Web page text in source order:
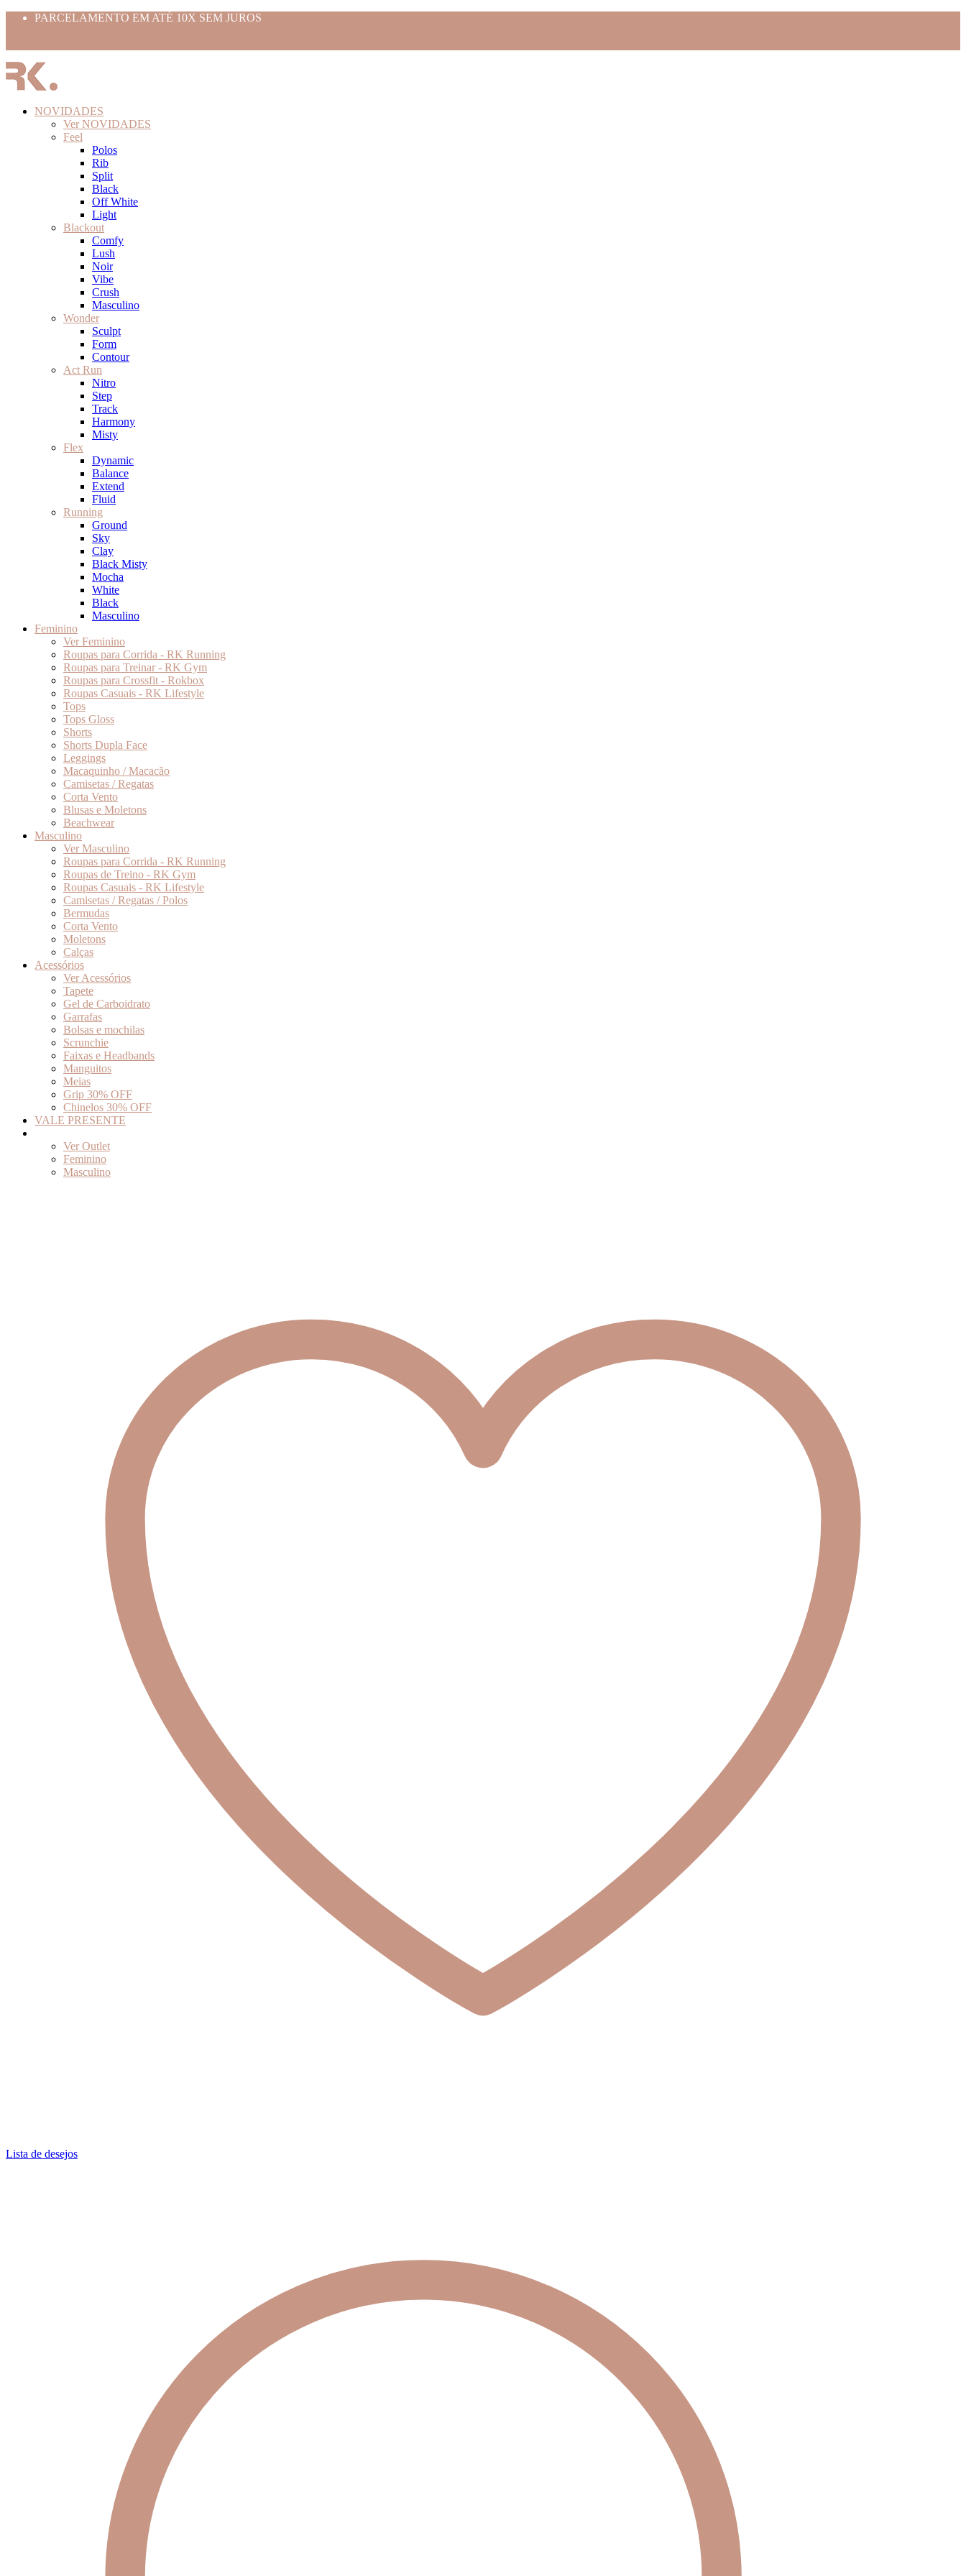
PARCELAMENTO EM ATÉ 10X SEM JUROS
NOVIDADES
Ver NOVIDADES
Feel
Polos
Rib
Split
Black
Off White
Light
Blackout
Comfy
Lush
Noir
Vibe
Crush
Masculino
Wonder
Sculpt
Form
Contour
Act Run
Nitro
Step
Track
Harmony
Misty
Flex
Dynamic
Balance
Extend
Fluid
Running
Ground
Sky
Clay
Black Misty
Mocha
White
Black
Masculino
Feminino
Ver Feminino
Roupas para Corrida - RK Running
Roupas para Treinar - RK Gym
Roupas para Crossfit - Rokbox
Roupas Casuais - RK Lifestyle
Tops
Tops Gloss
Shorts
Shorts Dupla Face
Leggings
Macaquinho / Macacão
Camisetas / Regatas
Corta Vento
Blusas e Moletons
Beachwear
Masculino
Ver Masculino
Roupas para Corrida - RK Running
Roupas de Treino - RK Gym
Roupas Casuais - RK Lifestyle
Camisetas / Regatas / Polos
Bermudas
Corta Vento
Moletons
Calças
Acessórios
Ver Acessórios
Tapete
Gel de Carboidrato
Garrafas
Bolsas e mochilas
Scrunchie
Faixas e Headbands
Manguitos
Meias
Grip 30% OFF
Chinelos 30% OFF
VALE PRESENTE
Ver Outlet
Feminino
Masculino
Lista de desejos